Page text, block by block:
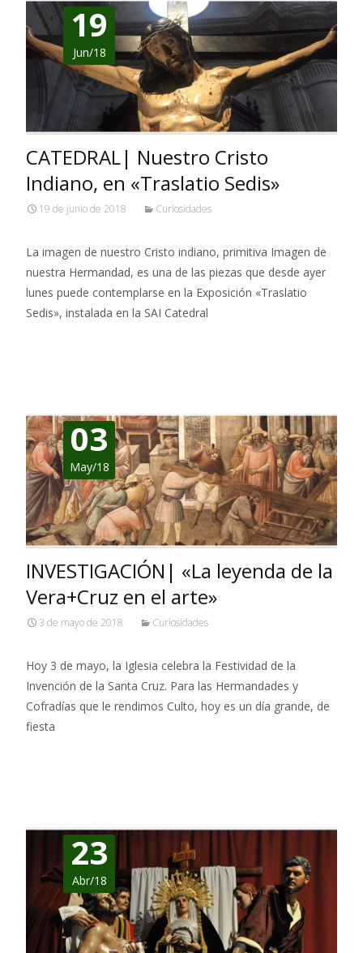
19
Jun/18
CATEDRAL| Nuestro Cristo
Indiano, en «Traslatio Sedis»
19 de junio de 2018 Curiosidades
La imagen de nuestro Cristo indiano, primitiva Imagen de
nuestra Hermandad, es una de las piezas que desde ayer
lunes puede contemplarse en la Exposición «Traslatio
Sedis», instalada en la SAI Catedral
03
May/18
INVESTIGACIÓN| «La leyenda de la
Vera+Cruz en el arte»
3 de mayo de 2018 Curiosidades
Hoy 3 de mayo, la Iglesia celebra la Festividad de la
Invención de la Santa Cruz. Para las Hermandades y
Cofradías que le rendimos Culto, hoy es un día grande, de
fiesta
23
Abr/18